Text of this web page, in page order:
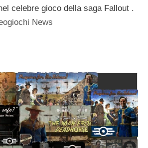
celebre gioco della saga Fallout .
News